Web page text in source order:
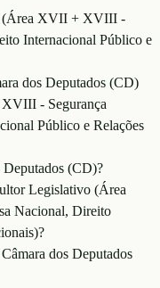
(Área XVII + XVIII -
Internacional Público e
dos Deputados (CD)
- Segurança
Público e Relações
Deputados (CD)?
Legislativo (Área
Nacional, Direito
dos Deputados